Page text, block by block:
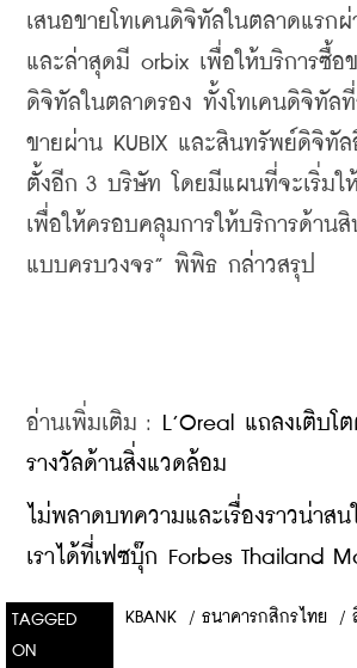
เสนอขายโทเคนดิจิทัลในตลาดแรก
และล่าสุดมี orbix เพื่อให้บริการซื้อ
ดิจิทัลในตลาดรอง ทั้งโทเคนดิจิทัล
ขายผ่าน KUBIX และสินทรัพย์ดิจิ
ตั้งอีก 3 บริษัท โดยมีแผนที่จะเริ่มใ
เพื่อให้ครอบคลุมการให้บริการด้าน
แบบครบวงจร” พิพิธ กล่าวสรุป
อ่านเพิ่มเติม :
L’Oreal แถลงเติบโ
รางวัลด้านสิ่งแวดล้อม
ไม่พลาดบทความและเรื่องราวน่าส
เราได้ที่เฟซบุ๊ก Forbes Thailand
TAGGED
ON
KBANK / ธนาคารกสิกรไทย /